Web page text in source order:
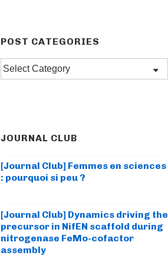
POST CATEGORIES
Post
categories
JOURNAL CLUB
[Journal Club] Femmes en sciences
: pourquoi si peu ?
[Journal Club] Dynamics driving the
precursor in NifEN scaffold during
nitrogenase FeMo-cofactor
assembly